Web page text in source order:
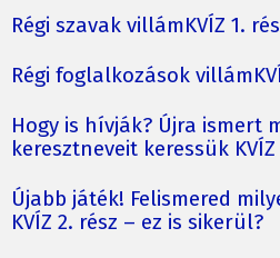
Régi szavak villámKVÍZ 1.
Régi foglalkozások
Hogy is hívják? Újra ismert
keresztneveit keressük KVÍZ
Újabb játék! Felismered
KVÍZ 2. rész – ez is sikerül?